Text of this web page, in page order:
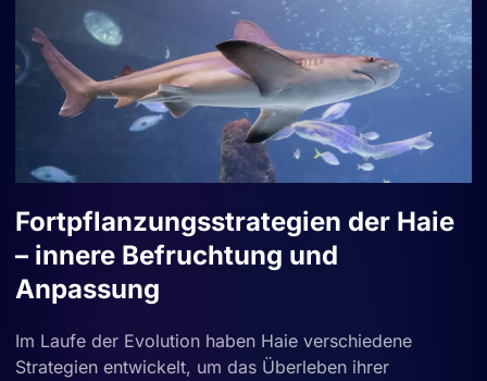
Fortpflanzungsstrategien der Haie
– innere Befruchtung und
Anpassung
Im Laufe der Evolution haben Haie verschiedene
Strategien entwickelt, um das Überleben ihrer